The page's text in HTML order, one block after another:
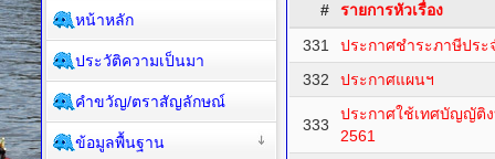
#
รายการหัวเรื่อง
331
ประกาศชำระภาษีประ
332
ประกาศแผนฯ
333
ประกาศใช้เทศบัญญัติ
2561
หน้าหลัก
ประวัติความเป็นมา
คำขวัญ/ตราสัญลักษณ์
ข้อมูลพื้นฐาน